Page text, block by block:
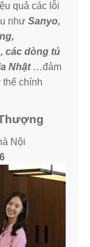
quả các lỗi
như Sanyo,
các dòng tủ
Nhật…đảm
thế chính
Nội